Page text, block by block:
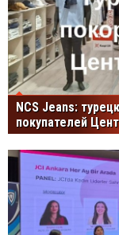
NCS Jeans:
покупателей